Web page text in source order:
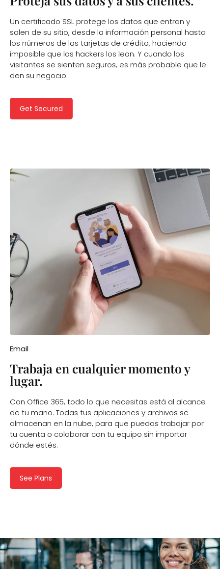
Un certificado SSL protege los datos que entran y
salen de su sitio, desde la información personal hasta
los números de las tarjetas de crédito, haciendo
imposible que los hackers los lean. Y cuando los
visitantes se sienten seguros, es más probable que le
den su negocio.
Get Secured
Email
Trabaja en cualquier momento y
lugar.
Con Office 365, todo lo que necesitas está al alcance
de tu mano. Todas tus aplicaciones y archivos se
almacenan en la nube, para que puedas trabajar por
tu cuenta o colaborar con tu equipo sin importar
dónde estés.
See Plans